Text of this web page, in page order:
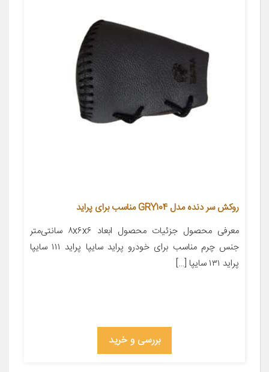
روکش سر دنده مدل GRY104 مناسب برای پراید
معرفی محصول جزئیات محصول ابعاد ۸x۶x۶ سانتی‌متر
جنس چرم مناسب برای خودرو پراید سایپا پراید ۱۱۱ سایپا
پراید ۱۳۱ سایپا […]
بررسی و خرید